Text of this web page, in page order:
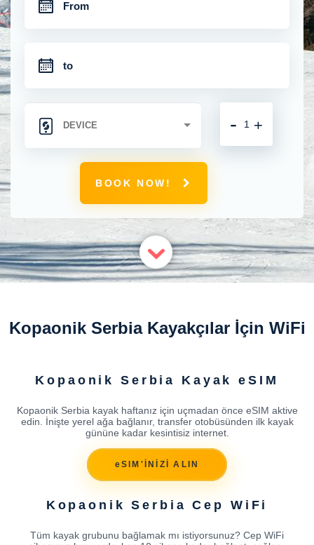
+
-
BOOK NOW!
Kopaonik Serbia Kayakçılar İçin WiFi
Kopaonik Serbia Kayak eSIM
Kopaonik Serbia kayak haftanız için uçmadan önce eSIM aktive
edin. İnişte yerel ağa bağlanır, transfer otobüsünden ilk kayak
gününe kadar kesintisiz internet.
eSIM'İNİZİ ALIN
Kopaonik Serbia Cep WiFi
Tüm kayak grubunu bağlamak mı istiyorsunuz? Cep WiFi